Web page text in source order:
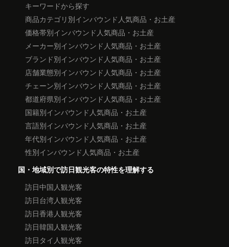
キーワードから探す
商品カテゴリ別インバウンド人気商品・お土産
価格帯別インバウンド人気商品・お土産
メーカー別インバウンド人気商品・お土産
ブランド別インバウンド人気商品・お土産
店舗業態別インバウンド人気商品・お土産
チェーン別インバウンド人気商品・お土産
都道府県別インバウンド人気商品・お土産
国籍別インバウンド人気商品・お土産
言語別インバウンド人気商品・お土産
年代別インバウンド人気商品・お土産
性別インバウンド人気商品・お土産
国・地域別で訪日観光客の特性を理解する
訪日中国人観光客
訪日台湾人観光客
訪日香港人観光客
訪日韓国人観光客
訪日タイ人観光客